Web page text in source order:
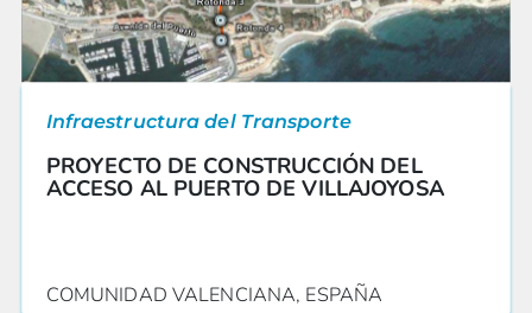
Infraestructura del Transporte
PROYECTO DE CONSTRUCCIÓN DEL
ACCESO AL PUERTO DE VILLAJOYOSA
COMUNIDAD VALENCIANA, ESPAÑA